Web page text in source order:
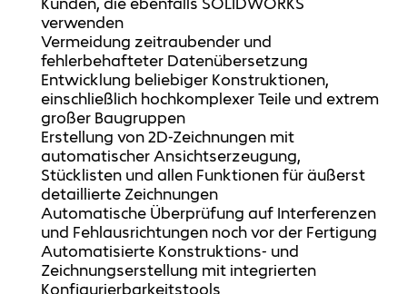
verwenden
Vermeidung zeitraubender und
fehlerbehafteter Datenübersetzung
Entwicklung beliebiger Konstruktionen,
einschließlich hochkomplexer Teile und extrem
großer Baugruppen
Erstellung von 2D-Zeichnungen mit
automatischer Ansichtserzeugung,
Stücklisten und allen Funktionen für äußerst
detaillierte Zeichnungen
Automatische Überprüfung auf Interferenzen
und Fehlausrichtungen noch vor der Fertigung
Automatisierte Konstruktions- und
Zeichnungserstellung mit integrierten
Konfigurierbarkeitstools